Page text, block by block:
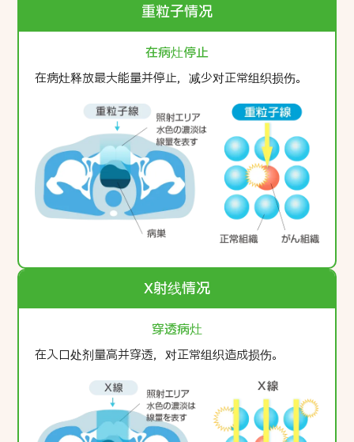
重粒子情况
在病灶停止
在病灶释放最大能量并停止，减少对正常组织损伤。
X射线情况
穿透病灶
在入口处剂量高并穿透，对正常组织造成损伤。